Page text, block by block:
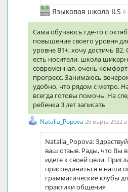
Языковая школа ILS 6
Сама обучаюсь где-то с
повышение своего уровня
уровне B1+, хочу достичь
есть носители, школа
современная, очень
прогресс. Занимаюсь
удобно, что рядом с метро.
всегда готовы помочь. На
ребенка 3 лет записать
Natalia_Popova 25 марта 2022
Natalia_Popova:
ваш отзыв. Рады, что Вы
идете к своей цели.
присоединиться в наши
грамматические клубы
практики общения